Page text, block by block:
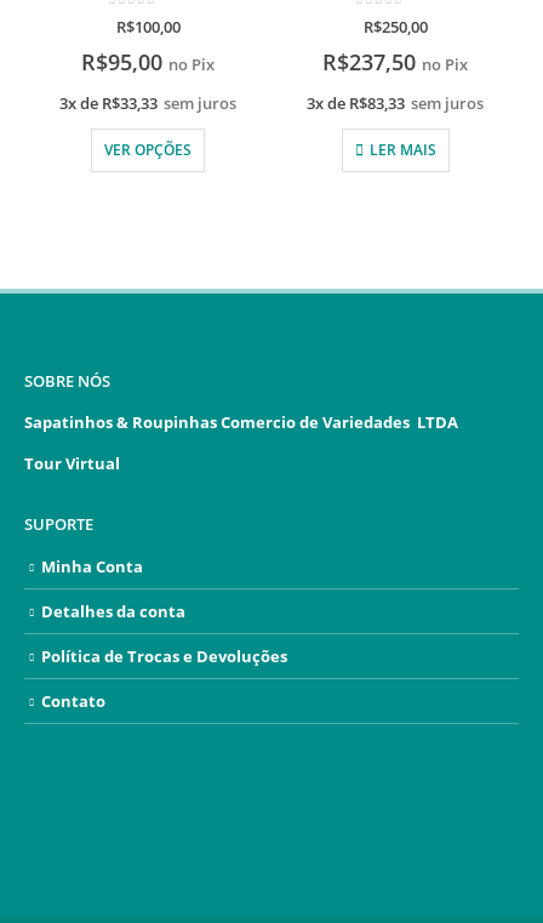
de 5
R$100,00
R$95,00 no Pix
3x de R$33,33 sem juros
VER OPÇÕES
de 5
R$250,00
R$237,50 no Pix
3x de R$83,33 sem juros
LER MAIS
SOBRE NÓS
Sapatinhos & Roupinhas Comercio de Variedades LTDA
Tour Virtual
SUPORTE
Minha Conta
Detalhes da conta
Política de Trocas e Devoluções
Contato